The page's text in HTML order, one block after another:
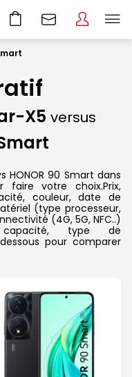
X5 versus
HONOR 90 Smart dans
votre choix.Prix,
couleur, date de
(type processeur,
(4G, 5G, NFC..)
type de
pour comparer